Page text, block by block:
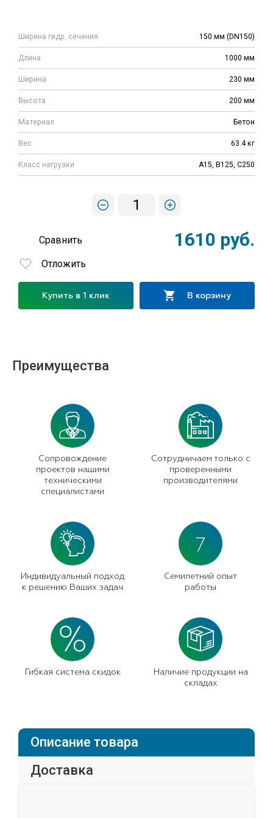
Ширина гидр. сечения 150 мм (DN150)
Длина 1000 мм
Ширина 230 мм
Высота 200 мм
Материал Бетон
Вес 63.4 кг
Класс нагрузки A15, B125, C250
Сравнить
1
1610 руб.
Отложить
Купить в 1 клик В корзину
Преимущества
Сопровождение
проектов нашими
техническими
специалистами
Сотрудничаем только с
проверенными
производителями
Индивидуальный подход
к решению Ваших задач
7
Семилетний опыт
работы
Гибкая система скидок
Наличие продукции на
складах
Описание товара
Доставка